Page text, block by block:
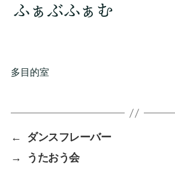
ふぁぶふぁむ
多目的室
←
ダンスフレーバー
→
うたおう会